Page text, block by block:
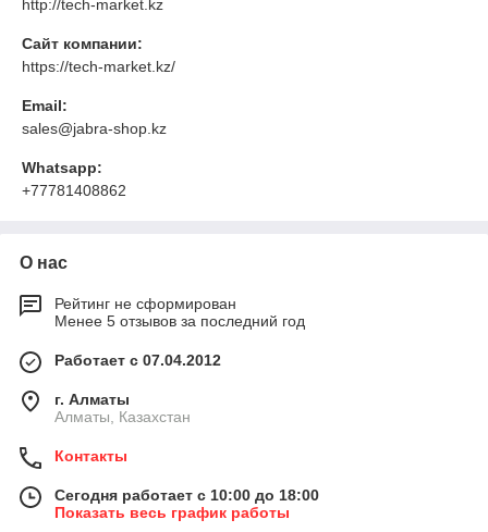
http://tech-market.kz
Сайт компании:
https://tech-market.kz/
Email:
sales@jabra-shop.kz
Whatsapp:
+77781408862
О нас
Рейтинг не сформирован
Менее 5 отзывов за последний год
Работает с 07.04.2012
г. Алматы
Алматы, Казахстан
Контакты
Сегодня работает с 10:00 до 18:00
Показать весь график работы